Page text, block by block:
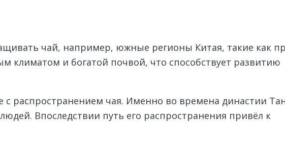
чай, например, южные регионы Китая, такие как
климатом и богатой почвой, что способствует развитию
распространением чая. Именно во времена династии
Впоследствии путь его распространения привёл к